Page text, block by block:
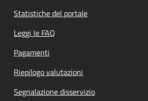
Statistiche del portale
Leggi le FAQ
Pagamenti
Riepilogo valutazioni
Segnalazione disservizio